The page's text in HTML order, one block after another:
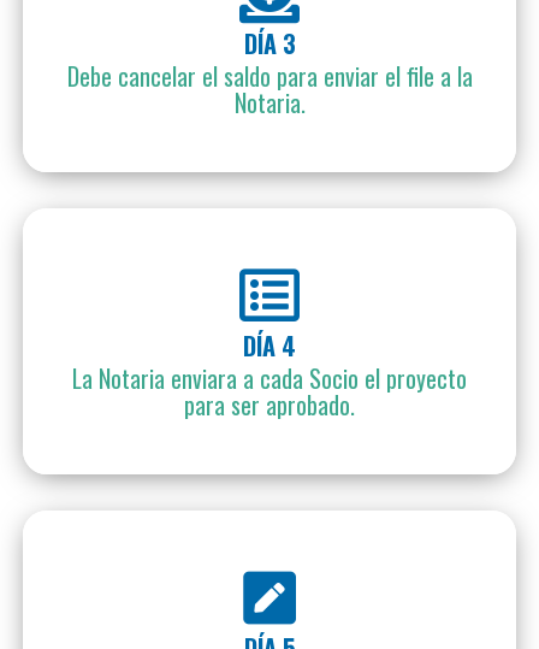
DÍA 3
Debe cancelar el saldo para enviar el file a la
Notaria.
DÍA 4
La Notaria enviara a cada Socio el proyecto
para ser aprobado.